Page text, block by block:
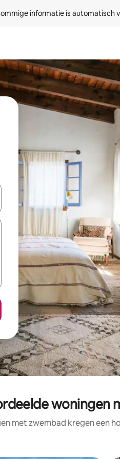
informatie is automatisch
keuze met je de pijltjestoetsen
woningen
met zwembad kregen een